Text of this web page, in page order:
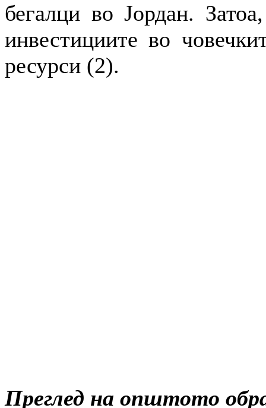
бегалци во Јордан.
инвестициите во
ресурси (2).
Преглед на општото